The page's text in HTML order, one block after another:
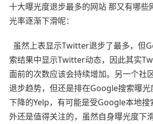
十大曝光度退步最多的网站 那又有哪些
光率逐渐下滑呢：
虽然上表显示Twitter退步了最多，但
索结果中显示Twitter动态，因此其实
面前的次数应该会持续增加。另一个社
退步趋势，但还是排在Google搜索曝
下降的Yelp，有可能是受Google本地搜
外还是值得关注的，虽然自身曝光度下